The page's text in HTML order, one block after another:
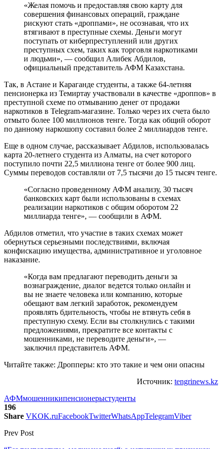
«Желая помочь и предоставляя свою карту для
совершения финансовых операций, граждане
рискуют стать «дроппами», не осознавая, что их
втягивают в преступные схемы. Деньги могут
поступать от киберпреступлений или других
преступных схем, таких как торговля наркотиками
и людьми», — сообщил Алибек Абдилов,
официальный представитель АФМ Казахстана.
Так, в Астане и Караганде студенты, а также 64-летняя
пенсионерка из Темиртау участвовали в качестве «дроппов» в
преступной схеме по отмыванию денег от продажи
наркотиков в Telegram-магазине. Только через их счета было
отмыто более 100 миллионов тенге. Тогда как общий оборот
по данному наркошопу составил более 2 миллиардов тенге.
Еще в одном случае, рассказывает Абдилов, использовалась
карта 20-летнего студента из Алматы, на счет которого
поступило почти 22,5 миллиона тенге от более 900 лиц.
Суммы переводов составляли от 7,5 тысячи до 15 тысяч тенге.
«Согласно проведенному АФМ анализу, 30 тысяч
банковских карт были использованы в схемах
реализации наркотиков с общим оборотом 22
миллиарда тенге», — сообщили в АФМ.
Абдилов отметил, что участие в таких схемах может
обернуться серьезными последствиями, включая
конфискацию имущества, административное и уголовное
наказание.
«Когда вам предлагают переводить деньги за
вознаграждение, диалог ведется только онлайн и
вы не знаете человека или компанию, которые
обещают вам легкий заработок, рекомендуем
проявлять бдительность, чтобы не втянуть себя в
преступную схему. Если вы столкнулись с такими
предложениями, прекратите все контакты с
мошенниками, не переводите деньги», —
заключил представитель АФМ.
Читайте также: Дропперы: кто это такие и чем они опасны
Источник: tengrinews.kz
АФМмошенникипенсионерыстуденты
196
Share VKOK.ruFacebookTwitterWhatsAppTelegramViber
Prev Post